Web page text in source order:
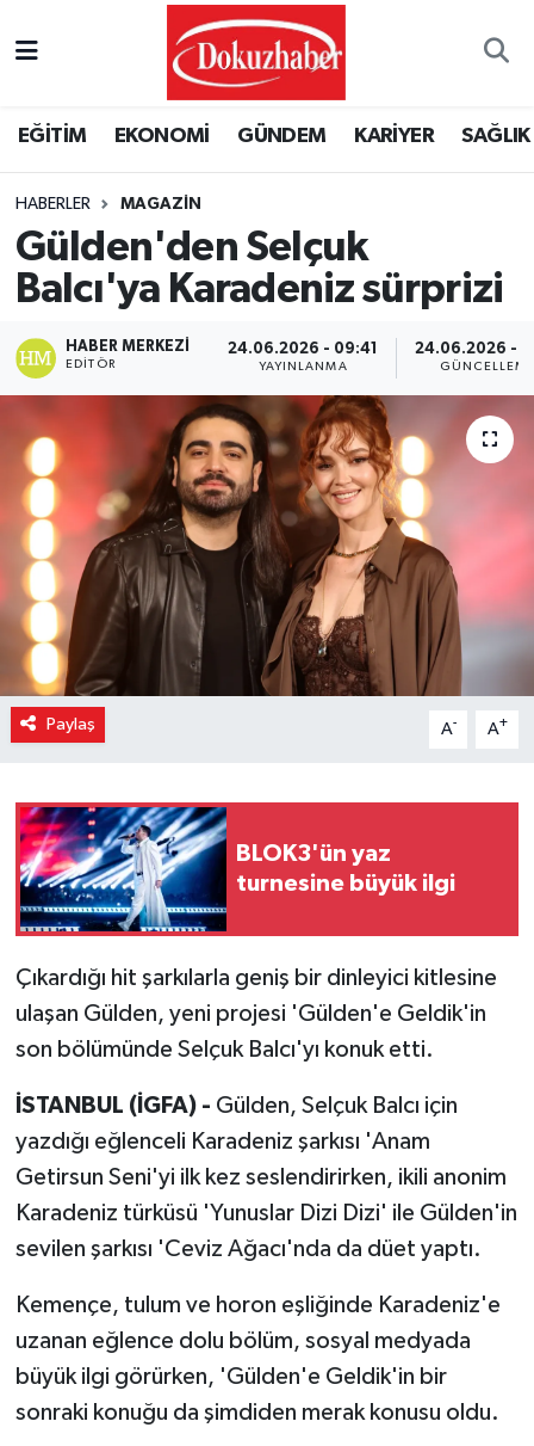
EĞİTİM EKONOMİ GÜNDEM KARİYER SAĞLIK
HABERLER MAGAZIN
Gülden'den Selçuk
Balcı'ya Karadeniz sürprizi
HABER MERKEZI
EDITÖR
24.06.2026 - 09:41
YAYINLANMA
24.06.2026 -
Paylaş A- A+
BLOK3'ün yaz
turnesine büyük ilgi
Çıkardığı hit şarkılarla geniş bir dinleyici kitlesine
ulaşan Gülden, yeni projesi 'Gülden'e Geldik'in
son bölümünde Selçuk Balcı'yı konuk etti.
İSTANBUL (İGFA) - Gülden, Selçuk Balcı için
yazdığı eğlenceli Karadeniz şarkısı 'Anam
Getirsun Seni'yi ilk kez seslendirirken, ikili anonim
Karadeniz türküsü 'Yunuslar Dizi Dizi' ile Gülden'in
sevilen şarkısı 'Ceviz Ağacı'nda da düet yaptı.
Kemençe, tulum ve horon eşliğinde Karadeniz'e
uzanan eğlence dolu bölüm, sosyal medyada
büyük ilgi görürken, 'Gülden'e Geldik'in bir
sonraki konuğu da şimdiden merak konusu oldu.
Puan Durumu ve Fikstür
Tüm Manşetler
Son Dakika Haberleri
Haber Arşivi